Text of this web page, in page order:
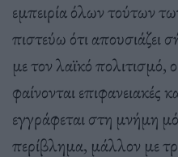
εμπειρία όλων τούτων
πιστεύω ότι απουσιάζει
με τον λαϊκό πολιτισμό,
φαίνονται επιφανειακές
εγγράφεται στη μνήμη
περίβλημα, μάλλον με